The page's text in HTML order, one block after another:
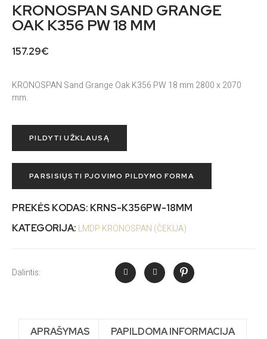
KRONOSPAN SAND GRANGE
OAK K356 PW 18 MM
157.29€
KRONOSPAN Sand Grange Oak K356 PW 18 mm 2800 x 2070
mm.
PILDYTI UŽKLAUSĄ
PARSISIŲSTI PJOVIMO PILDYMO FORMA
PREKĖS KODAS: KRNS-K356PW-18MM
KATEGORIJA: LMDP KRONOSPAN (ČEKIJA)
Dalintis:
APRAŠYMAS PAPILDOMA INFORMACIJA